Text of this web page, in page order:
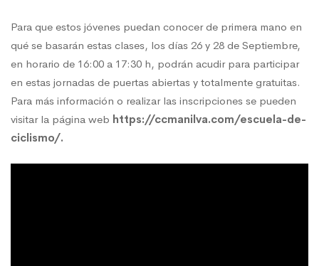
Para que estos jóvenes puedan conocer de primera mano en
qué se basarán estas clases, los días 26 y 28 de Septiembre,
en horario de 16:00 a 17:30 h, podrán acudir para participar
en estas jornadas de puertas abiertas y totalmente gratuitas.
Para más información o realizar las inscripciones se pueden
visitar la página web https://ccmanilva.com/escuela-de-
ciclismo/.